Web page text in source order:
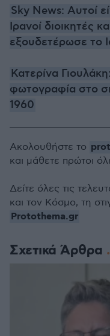
Sky News: Αυτοί
Ιρανοί διοικητές
εξουδετέρωσε το
Κατερίνα
φωτογραφία στο
1960
Σχετικά Άρθρα
Ακολουθήστε το
και μάθετε πρώτοι
Δείτε όλες τις
και τον Κόσμο, τη
Protothema.gr